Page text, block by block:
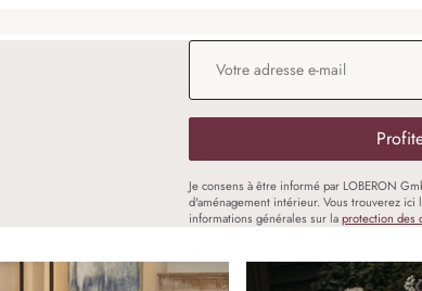
Adresse e-mail
Je consens à être informé par LOBERON
d'aménagement intérieur. Vous trouverez ici
informations générales sur laprotection des